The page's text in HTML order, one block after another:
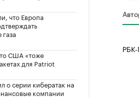
что Европа
США «тоже
для Patriot
о серии кибератак на
компании